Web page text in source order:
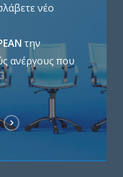
νέο
την
ανέργους που